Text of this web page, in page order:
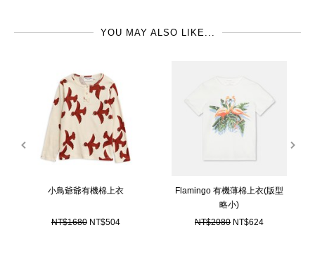
YOU MAY ALSO LIKE...
小鳥爺爺有機棉上衣
NT$1680 NT$504
Flamingo 有機薄棉上衣(版型
略小)
NT$2080 NT$624